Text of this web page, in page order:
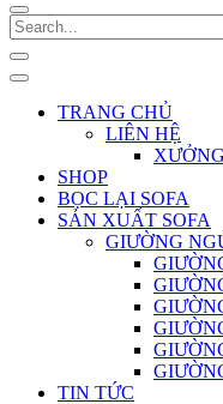
TRANG CHỦ
LIÊN HỆ
SHOP
BỌC LẠI SOFA
SẢN XUẤT SOFA
GIƯỜNG
TIN TỨC